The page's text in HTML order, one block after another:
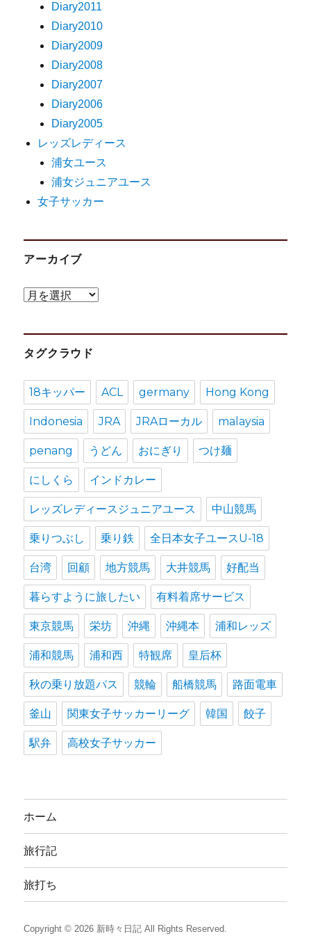
Diary2011
Diary2010
Diary2009
Diary2008
Diary2007
Diary2006
Diary2005
レッズレディース
浦女ユース
浦女ジュニアユース
女子サッカー
アーカイブ
ア
カ
イ
タグクラウド
18キッパー ACL germany Hong Kong
Indonesia JRA JRAローカル malaysia
penang うどん おにぎり つけ麺
にしくら インドカレー
レッズレディースジュニアユース 中山競馬
乗りつぶし 乗り鉄 全日本女子ユースU-18
台湾 回顧 地方競馬 大井競馬 好配当
暮らすように旅したい 有料着席サービス
東京競馬 栄坊 沖縄 沖縄本 浦和レッズ
浦和競馬 浦和西 特観席 皇后杯
秋の乗り放題パス 競輪 船橋競馬 路面電車
釜山 関東女子サッカーリーグ 韓国 餃子
駅弁 高校女子サッカー
ホーム
旅行記
旅打ち
Copyright © 2026 新時々日記 All Rights Reserved.